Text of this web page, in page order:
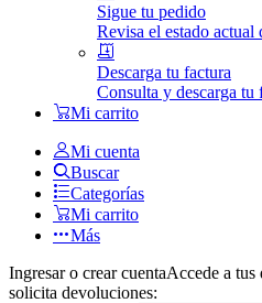
Sigue tu pedido
Revisa el estado actual
Descarga tu factura
Consulta y descarga tu
Mi carrito
Mi cuenta
Buscar
Categorías
Mi carrito
Más
Ingresar o crear cuentaAccede a tus
solicita devoluciones: